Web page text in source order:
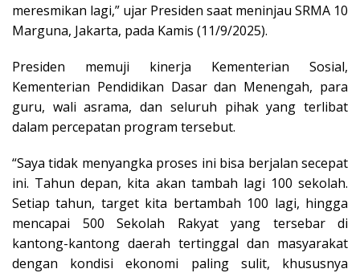
meresmikan lagi,” ujar Presiden saat meninjau SRMA 10
Marguna, Jakarta, pada Kamis (11/9/2025).
Presiden memuji kinerja Kementerian Sosial,
Kementerian Pendidikan Dasar dan Menengah, para
guru, wali asrama, dan seluruh pihak yang terlibat
dalam percepatan program tersebut.
“Saya tidak menyangka proses ini bisa berjalan secepat
ini. Tahun depan, kita akan tambah lagi 100 sekolah.
Setiap tahun, target kita bertambah 100 lagi, hingga
mencapai 500 Sekolah Rakyat yang tersebar di
kantong-kantong daerah tertinggal dan masyarakat
dengan kondisi ekonomi paling sulit, khususnya